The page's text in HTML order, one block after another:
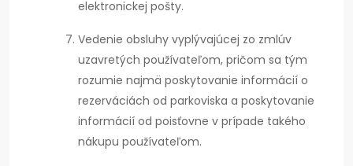
elektronickej pošty.
Vedenie obsluhy vyplývajúcej zo zmlúv
uzavretých používateľom, pričom sa tým
rozumie najmä poskytovanie informácií o
rezerváciách od parkoviska a poskytovanie
informácií od poisťovne v prípade takého
nákupu používateľom.